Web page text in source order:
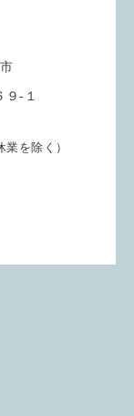
９-１
を除く）